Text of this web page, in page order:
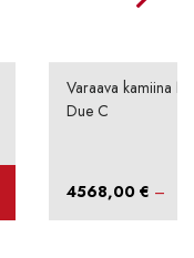
Varaava kamiina
Due C
4568,00 € –